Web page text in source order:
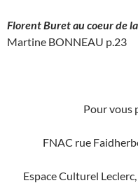
Florent Buret au coeur de
Martine BONNEAU p.23
Pour vous
FNAC rue
Espace Culturel